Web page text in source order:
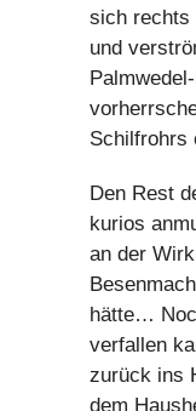
sich rechts
und
Schilfrohrs
Den Rest
kurios
an der
hätte…
verfallen
zurück ins
dem